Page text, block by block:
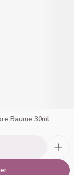
Baume 30ml